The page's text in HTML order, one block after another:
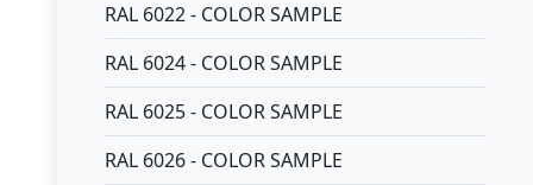
RAL 6022 - COLOR SAMPLE
RAL 6024 - COLOR SAMPLE
RAL 6025 - COLOR SAMPLE
RAL 6026 - COLOR SAMPLE